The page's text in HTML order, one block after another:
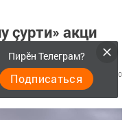
çурти» акци
0
Пирӗн Телеграм?
Подписаться